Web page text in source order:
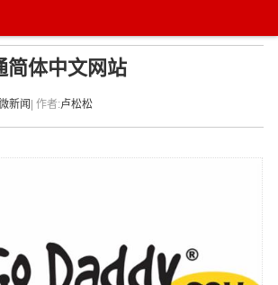
简体中文网站
新闻 | 作者:卢松松